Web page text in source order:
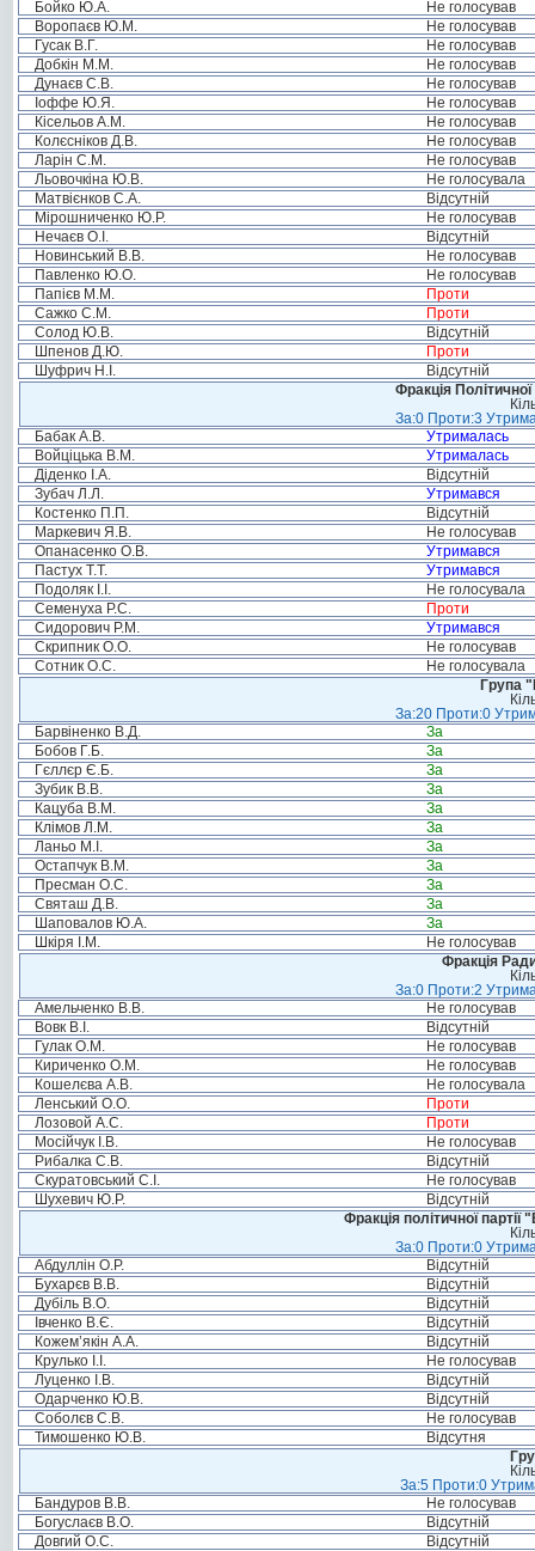
Бойко Ю.А.
Не голосував
Воропаєв Ю.М.
Не голосував
Гусак В.Г.
Не голосував
Добкін М.М.
Не голосував
Дунаєв С.В.
Не голосував
Іоффе Ю.Я.
Не голосував
Кісельов А.М.
Не голосував
Колєсніков Д.В.
Не голосував
Ларін С.М.
Не голосував
Льовочкіна Ю.В.
Не голосувала
Матвієнков С.А.
Відсутній
Мірошниченко Ю.Р.
Не голосував
Нечаєв О.І.
Відсутній
Новинський В.В.
Не голосував
Павленко Ю.О.
Не голосував
Папієв М.М.
Проти
Сажко С.М.
Проти
Солод Ю.В.
Відсутній
Шпенов Д.Ю.
Проти
Шуфрич Н.І.
Відсутній
Фракція
За:0 Проти:3
Бабак А.В.
Утрималась
Войціцька В.М.
Утрималась
Діденко І.А.
Відсутній
Зубач Л.Л.
Утримався
Костенко П.П.
Відсутній
Маркевич Я.В.
Не голосував
Опанасенко О.В.
Утримався
Пастух Т.Т.
Утримався
Подоляк І.І.
Не голосувала
Семенуха Р.С.
Проти
Сидорович Р.М.
Утримався
Скрипник О.О.
Не голосував
Сотник О.С.
Не голосувала
Група
За:20 Проти:0
Барвіненко В.Д.
За
Бобов Г.Б.
За
Гєллєр Є.Б.
За
Зубик В.В.
За
Кацуба В.М.
За
Клімов Л.М.
За
Ланьо М.І.
За
Остапчук В.М.
За
Пресман О.С.
За
Святаш Д.В.
За
Шаповалов Ю.А.
За
Шкіря І.М.
Не голосував
Фракція
За:0 Проти:2
Амельченко В.В.
Не голосував
Вовк В.І.
Відсутній
Гулак О.М.
Не голосував
Кириченко О.М.
Не голосував
Кошелєва А.В.
Не голосувала
Ленський О.О.
Проти
Лозовой А.С.
Проти
Мосійчук І.В.
Не голосував
Рибалка С.В.
Відсутній
Скуратовський С.І.
Не голосував
Шухевич Ю.Р.
Відсутній
Фракція політичної
За:0 Проти:0
Абдуллін О.Р.
Відсутній
Бухарєв В.В.
Відсутній
Дубіль В.О.
Відсутній
Івченко В.Є.
Відсутній
Кожем’якін А.А.
Відсутній
Крулько І.І.
Не голосував
Луценко І.В.
Відсутній
Одарченко Ю.В.
Відсутній
Соболєв С.В.
Не голосував
Тимошенко Ю.В.
Відсутня
За:5 Проти:0
Бандуров В.В.
Не голосував
Богуслаєв В.О.
Відсутній
Довгий О.С.
Відсутній